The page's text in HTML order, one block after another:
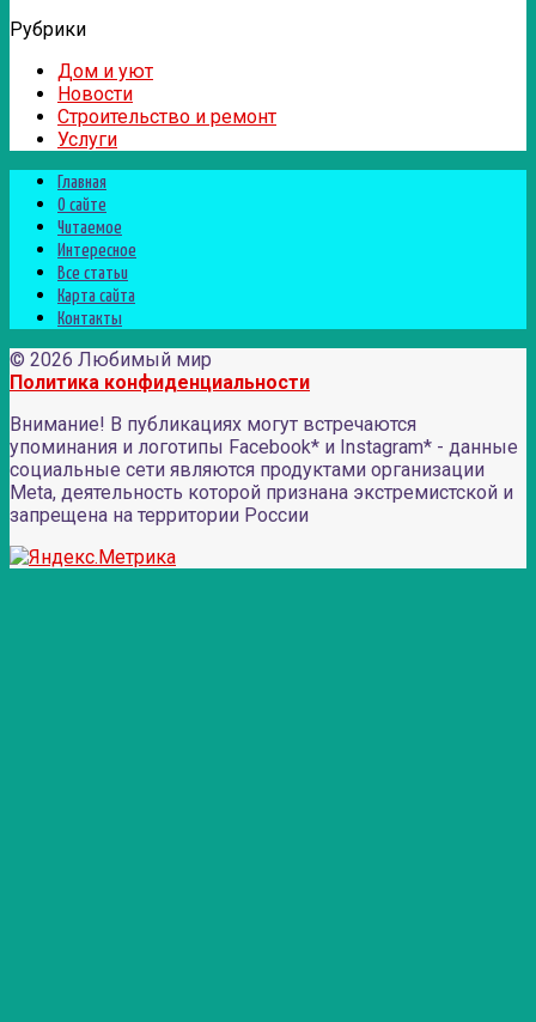
Рубрики
Дом и уют
Новости
Строительство и ремонт
Услуги
Главная
О сайте
Читаемое
Интересное
Все статьи
Карта сайта
Контакты
© 2026 Любимый мир
Политика конфиденциальности
Внимание! В публикациях могут встречаются
упоминания и логотипы Facebook* и Instagram* - данные
социальные сети являются продуктами организации
Meta, деятельность которой признана экстремистской и
запрещена на территории России